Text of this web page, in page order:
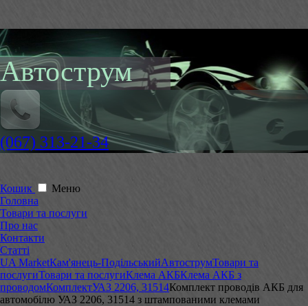
Автострум
(067) 313-21-34
Кошик
Меню
Головна
Товари та послуги
Про нас
Контакти
Статті
UA MarketКам'янець-ПодільськийАвтострумТовари та
послугиТовари та послугиКлема АКБКлема АКБ з
проводомКомплектУАЗ 2206, 31514Комплект проводів АКБ для
автомобілю УАЗ 2206, 31514 з штампованими клемами